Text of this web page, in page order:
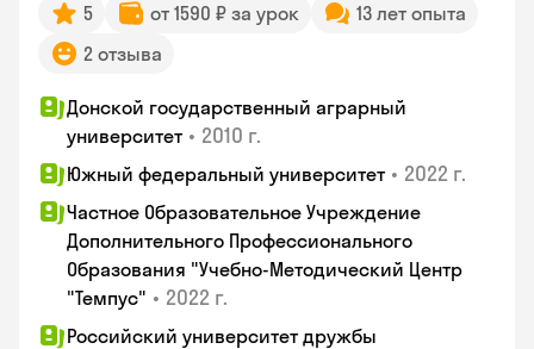
5 от 1590 ₽ за урок
13 лет опыта
2 отзыва
Донской государственный аграрный
университет • 2010 г.
Южный федеральный университет • 2022 г.
Частное Образовательное Учреждение
Дополнительного Профессионального
Образования "Учебно-Методический Центр
"Темпус" • 2022 г.
Российский университет дружбы